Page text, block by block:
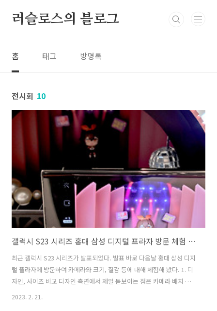
러슬로스의 블로그
홈 태그 방명록
전시회 10
갤럭시 S23 시리즈 홍대 삼성 디지털 프라자 방문 체험 후기
최근 갤럭시 S23 시리즈가 발표되었다. 발표 바로 다음날 홍대 삼성 디지
털 플라자에 방문하여 카메라와 크기, 질감 등에 대해 체험해 봤다. 1. 디
자인, 사이즈 비교 디자인 측면에서 제일 돋보이는 점은 카메라 배치 그
리고 에지 디스플레이가 빠지며 매우 플랫해진 옆면이었다. 이번 갤럭시
2023. 2. 21.